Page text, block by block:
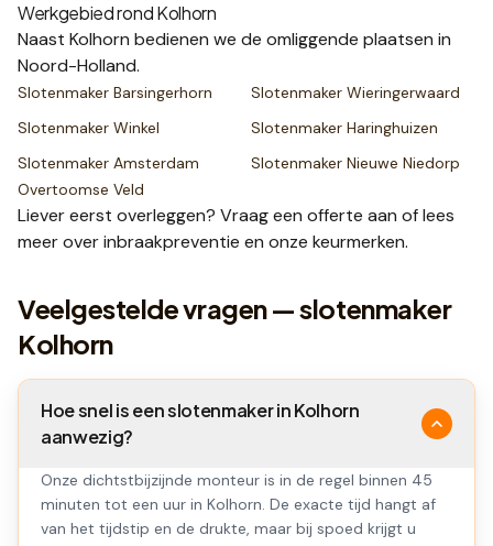
Werkgebied rondKolhorn
Naast Kolhorn bedienen we de omliggende plaatsen in
Noord-Holland.
Slotenmaker Barsingerhorn Slotenmaker Wieringerwaard
Slotenmaker Winkel Slotenmaker Haringhuizen
Slotenmaker Amsterdam
Overtoomse Veld
Slotenmaker Nieuwe Niedorp
Liever eerst overleggen? Vraag een offerte aan of lees
meer overinbraakpreventie en onze keurmerken.
Veelgestelde vragen — slotenmaker
Kolhorn
Hoe snel is een slotenmaker in Kolhorn
aanwezig?
Onze dichtstbijzijnde monteur is in de regel binnen 45
minuten tot een uur in Kolhorn. De exacte tijd hangt af
van het tijdstip en de drukte, maar bij spoed krijgt u